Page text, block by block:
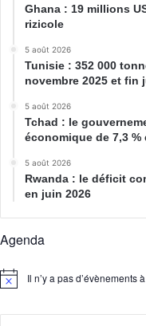
Ghana : 19 millions
rizicole
5 août 2026
Tunisie : 352 000
novembre 2025 et fin
5 août 2026
Tchad : le
économique de 7,3 %
5 août 2026
Rwanda : le déficit
en juin 2026
Agenda
N
Il n’y a pas d’évènements